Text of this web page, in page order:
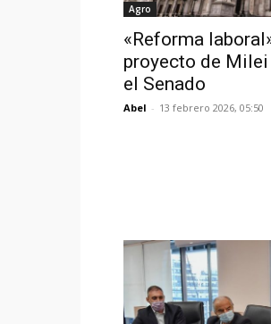
Agro
«Reforma
proyecto de
el Senado
Abel - 13 febrero 2026, 05:50